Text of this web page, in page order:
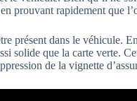
prouvant rapidement que
présent dans le véhicule.
solide que la carte verte.
de la vignette